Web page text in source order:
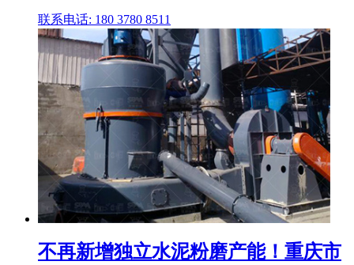
联系电话: 180 3780 8511
不再新增独立水泥粉磨产能！重庆市